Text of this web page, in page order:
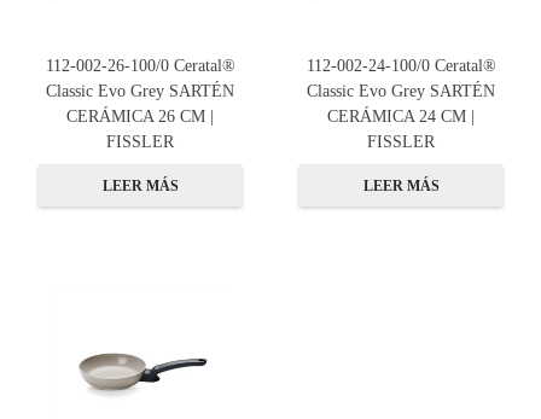
112-002-26-100/0 Ceratal®
Classic Evo Grey SARTÉN
CERÁMICA 26 CM |
FISSLER
LEER MÁS
112-002-24-100/0 Ceratal®
Classic Evo Grey SARTÉN
CERÁMICA 24 CM |
FISSLER
LEER MÁS